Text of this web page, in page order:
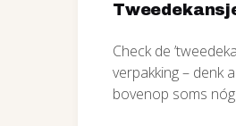
Check de
verpakking – denk
bovenop soms nóg.